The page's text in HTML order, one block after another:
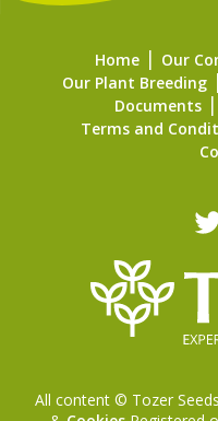
Home Our
Our Plant Breeding
Documents
Terms and
All content © Tozer